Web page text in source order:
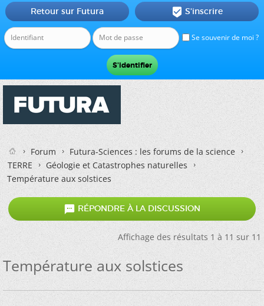
Se souvenir de moi ?
Retour sur Futura  S'inscrire
Forum
Futura-Sciences : les forums de la science
TERRE
Géologie et Catastrophes naturelles
Température aux solstices
 RÉPONDRE À LA DISCUSSION
Affichage des résultats 1 à 11 sur 11
Température aux solstices